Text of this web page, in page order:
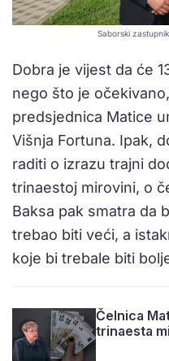
Saborski
Dobra je vijest da će
nego što je
predsjednica Matice
Višnja Fortuna. Ipak,
raditi o izrazu trajni
trinaestoj mirovini, o
Baksa pak smatra da
trebao biti veći, a
koje bi trebale biti
Čelnica
trinaesta